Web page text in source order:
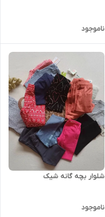
ناموجود
شلوار بچه گانه شیک
ناموجود